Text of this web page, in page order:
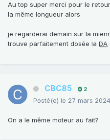
Moi j'ADORE mais je suis
parfait
Au top super merci pour le
la même longueur alors
je regarderai demain sur la
trouve parfaitement dosée la DA
CBC85 2
Posté(e) le 27 mars 2024
On a le même moteur au fait?